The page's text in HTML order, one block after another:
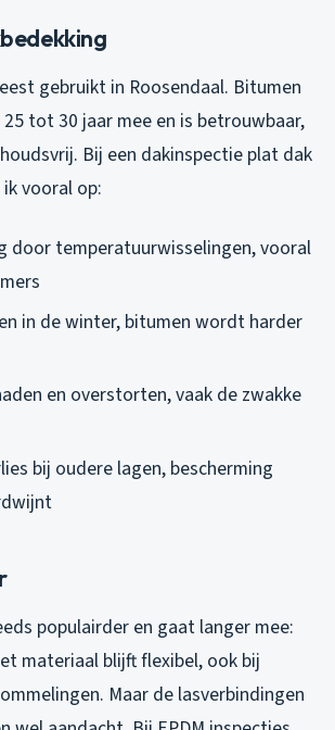
gebruikt in Roosendaal. Bitumen
tot 30 jaar mee en is betrouwbaar,
Bij een dakinspectie plat dak
vooral op:
door temperatuurwisselingen, vooral
in de winter, bitumen wordt harder
en overstorten, vaak de zwakke
bij oudere lagen, bescherming
populairder en gaat langer mee:
materiaal blijft flexibel, ook bij
Maar de lasverbindingen